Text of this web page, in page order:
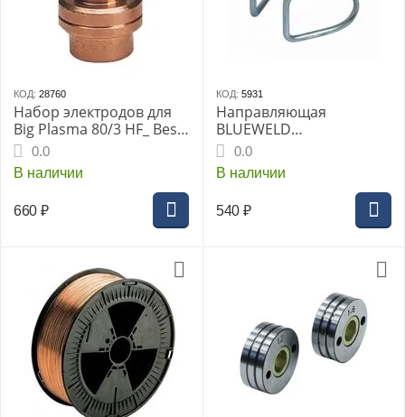
КОД: 28760
Набор электродов для
Big Plasma 80/3 HF_ Best
Plasma 60 HF 5шт.
0.0
В наличии
660 ₽
КОД: 5931
Направляющая
BLUEWELD
дистанционная, 5шт
0.0
В наличии
540 ₽